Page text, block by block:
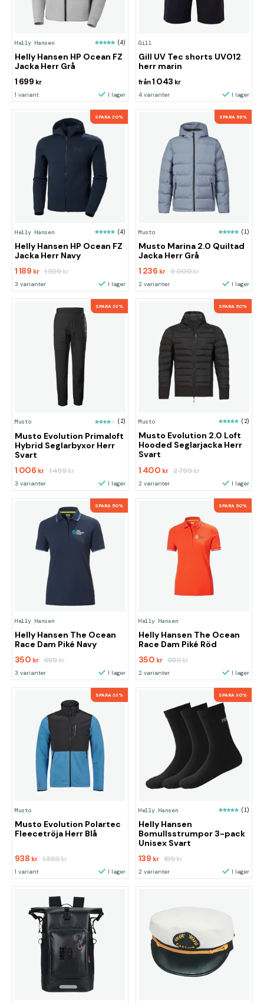
Helly Hansen (4)
Helly Hansen HP Ocean FZ
Jacka Herr Grå
1 699 kr
1 variant I lager
Gill
Gill UV Tec shorts UV012
herr marin
från1 043 kr
4 varianter I lager
SPARA 30%
Helly Hansen (4)
Helly Hansen HP Ocean FZ
Jacka Herr Navy
1 189 kr 1 699kr
3 varianter I lager
SPARA 59%
Musto (1)
Musto Marina 2.0 Quiltad
Jacka Herr Grå
1 236 kr 3 000kr
2 varianter I lager
SPARA 33%
Musto (2)
Musto Evolution Primaloft
Hybrid Seglarbyxor Herr
Svart
1 006 kr 1 499kr
3 varianter I lager
SPARA 50%
Musto (2)
Musto Evolution 2.0 Loft
Hooded Seglarjacka Herr
Svart
1 400 kr 2 799kr
2 varianter I lager
SPARA 50%
Helly Hansen
Helly Hansen The Ocean
Race Dam Piké Navy
350 kr 699kr
3 varianter I lager
SPARA 50%
Helly Hansen
Helly Hansen The Ocean
Race Dam Piké Röd
350 kr 699kr
2 varianter I lager
SPARA 33%
Musto
Musto Evolution Polartec
Fleecetröja Herr Blå
938 kr 1 399kr
1 variant I lager
SPARA 30%
Helly Hansen (1)
Helly Hansen
Bomullsstrumpor 3-pack
Unisex Svart
139 kr 199kr
2 varianter I lager